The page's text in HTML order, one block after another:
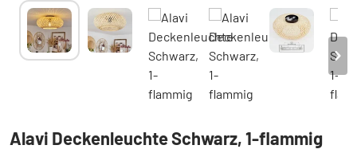
Alavi Deckenleuchte Schwarz, 1-flammig